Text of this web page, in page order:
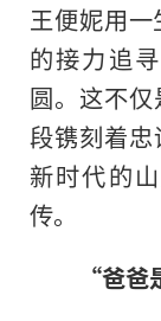
王便妮用
的接力追
圆。这不
段镌刻着
新时代的
传。
“爸爸